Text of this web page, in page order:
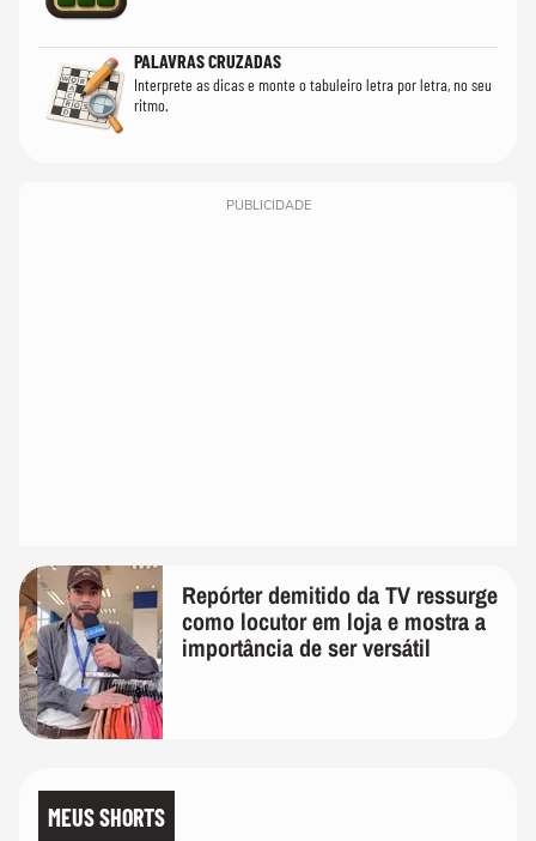
PALAVRAS CRUZADAS
Interprete as dicas e monte o tabuleiro letra por letra, no seu
ritmo.
PUBLICIDADE
Repórter demitido da TV ressurge
como locutor em loja e mostra a
importância de ser versátil
MEUS SHORTS